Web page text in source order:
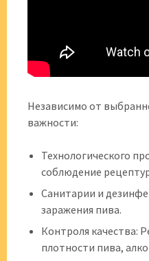
Независимо от
важности:
Технологического
соблюдение
Санитарии и
заражения пива.
Контроля качества:
плотности пива,